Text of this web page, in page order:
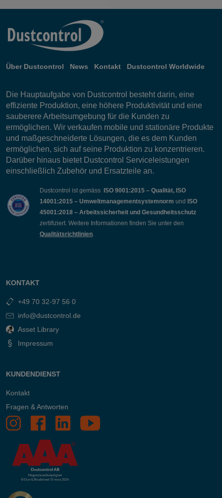
Über Dustcontrol News Kontakt Dustcontrol Worldwide
Die Hauptaufgabe von Dustcontrol besteht darin, eine
effiziente Produktion, eine höhere Produktivität und eine
sauberere Arbeitsumgebung für die Kunden zu
ermöglichen. Wir verkaufen mobile und stationäre Produkte
und maßgeschneiderte Lösungen, die es dem Kunden
ermöglichen, sich auf seine Produktion zu konzentrieren.
Darüber hinaus bietet Dustcontrol Serviceleistungen
einschließlich Zubehör und Ersatzteile an.
Dustcontrol ist gemäss
ISO 9001:2015 – Qualität, ISO
14001:2015 – Umweltmanagementsystemnorm und ISO
45001:2018 – Arbeitssicherheit und Gesundheitsschutz
zertifiziert. Weitere Informationen finden Sie unter den
Qualitätsrichtlinien.
KONTAKT
+49 70 32-97 56 0
info@dustcontrol.de
Asset Library
Impressum
KUNDENDIENST
Kontakt
Fragen & Antworten